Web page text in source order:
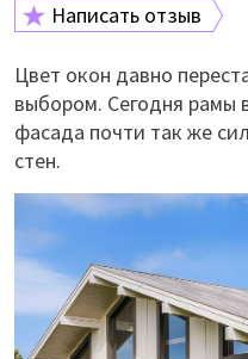
Написать отзыв
Цвет окон давно
выбором. Сегодня рамы
фасада почти так же
стен.